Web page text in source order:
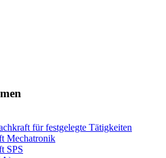
für festgelegte Tätigkeiten
Mechatronik
SPS